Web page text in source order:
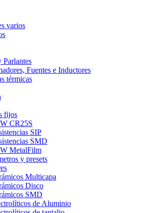
varios
Parlantes
Fuentes e Inductores
térmicas
fijos
CR25S
SIP
SMD
MetalFilm
y presets
Multicapa
Disco
SMD
de Aluminio